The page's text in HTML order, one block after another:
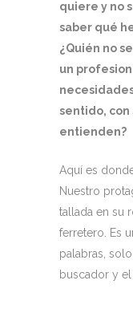
quiere y no
saber qué
¿Quién no
un
sentido, con
entienden?
Aquí es
Nuestro
tallada en su
ferretero. Es
palabras,
buscador y